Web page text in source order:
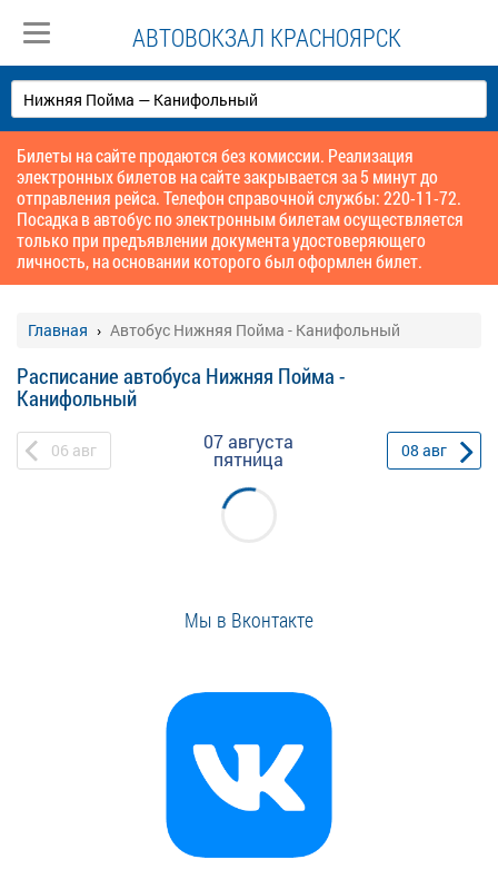
АВТОВОКЗАЛ КРАСНОЯРСК
Билеты на сайте продаются без комиссии. Реализация
электронных билетов на сайте закрывается за 5 минут до
отправления рейса. Телефон справочной службы: 220-11-72.
Посадка в автобус по электронным билетам осуществляется
только при предъявлении документа удостоверяющего
личность, на основании которого был оформлен билет.
Главная Автобус Нижняя Пойма - Канифольный
Расписание автобуса Нижняя Пойма -
Канифольный
06 авг 07 августа
пятница 08 авг
Мы в Вконтакте